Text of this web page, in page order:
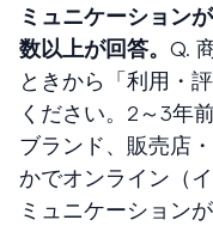
ミュニケーション
数以上が回答。 Q.
ときから「利用・
ください。2～3年
ブランド、販売店
かでオンライン（
ミュニケーション